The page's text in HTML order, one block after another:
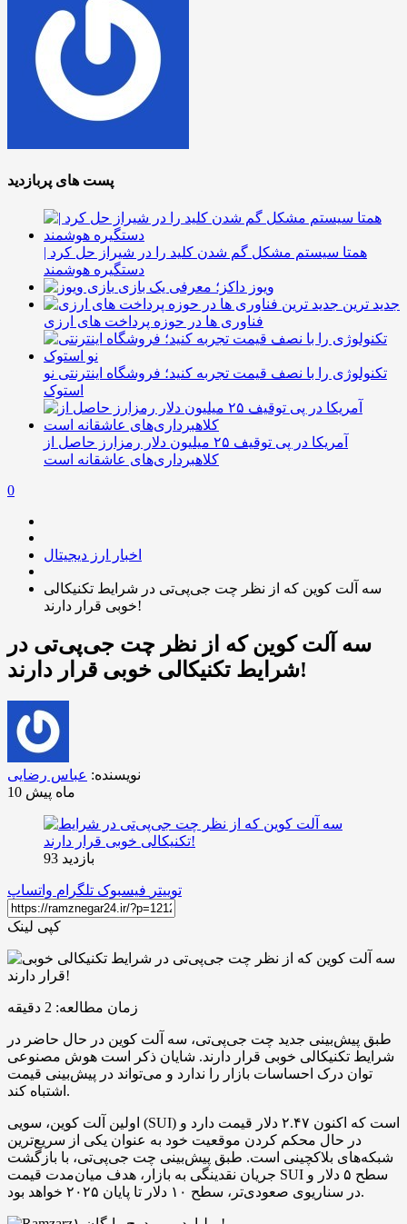
پست های پربازدید
همتا سیستم مشکل گم شدن کلید را در شیراز حل کرد |
دستگیره هوشمند
ویوز داکز؛ معرفی یک بازی
جدید ترین
فناوری ها در حوزه پرداخت های ارزی
تکنولوژی را با نصف قیمت تجربه کنید؛ فروشگاه اینترنتی نو
استوک
آمریکا در پی توقیف ۲۵ میلیون دلار رمزارز حاصل از
کلاهبرداری‌های عاشقانه است
0
اخبار ارز دیجیتال
سه آلت کوین که از نظر چت جی‌پی‌تی در شرایط تکنیکالی
خوبی قرار دارند!
سه آلت کوین که از نظر چت جی‌پی‌تی در
شرایط تکنیکالی خوبی قرار دارند!
نویسنده: عباس رضایی
10 ماه پیش
بازدید 93
توییتر فیسبوک تلگرام واتساپ
کپی لینک
زمان مطالعه: 2 دقیقه
طبق پیش‌بینی جدید چت جی‌پی‌تی، سه آلت کوین در حال حاضر در
شرایط تکنیکالی خوبی قرار دارند. شایان ذکر است هوش مصنوعی
توان درک احساسات بازار را ندارد و می‌تواند در پیش‌بینی قیمت
اشتباه کند.
اولین آلت کوین، سویی (SUI) است که اکنون ۲.۴۷ دلار قیمت دارد و
در حال محکم کردن موقعیت خود به‌ عنوان یکی از سریع‌ترین
شبکه‌های بلاکچینی است. طبق پیش‌بینی‌ چت جی‌پی‌تی، با بازگشت
جریان نقدینگی به بازار، هدف میان‌مدت قیمت SUI سطح ۵ دلار و
در سناریوی صعودی‌تر، سطح ۱۰ دلار تا پایان ۲۰۲۵ خواهد بود.